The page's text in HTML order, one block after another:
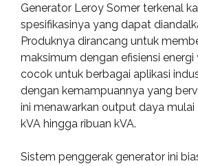
Generator Leroy Somer terkenal
spesifikasinya yang dapat
Produknya dirancang untuk
maksimum dengan efisiensi energi
cocok untuk berbagai aplikasi
dengan kemampuannya yang
ini menawarkan output daya mulai
kVA hingga ribuan kVA.
Sistem penggerak generator ini